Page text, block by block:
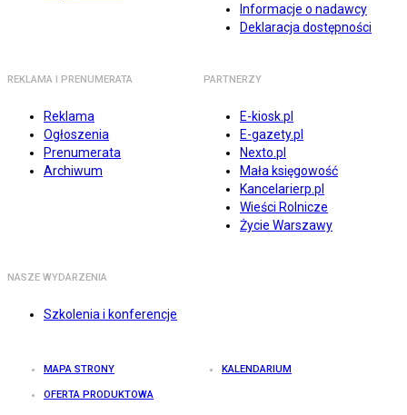
Informacje o nadawcy
Deklaracja dostępności
REKLAMA I PRENUMERATA
Reklama
Ogłoszenia
Prenumerata
Archiwum
PARTNERZY
E-kiosk.pl
E-gazety.pl
Nexto.pl
Mała księgowość
Kancelarierp.pl
Wieści Rolnicze
Życie Warszawy
NASZE WYDARZENIA
Szkolenia i konferencje
MAPA STRONY KALENDARIUM
OFERTA PRODUKTOWA